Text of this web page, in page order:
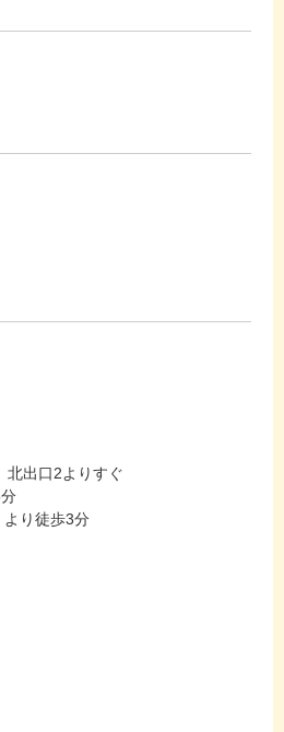
北出口2よりすぐ
より徒歩3分